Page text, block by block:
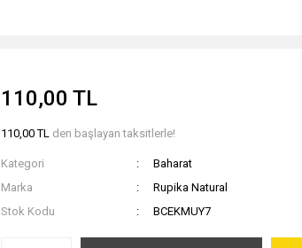
110,00 TL
110,00 TL den başlayan taksitlerle!
Kategori
Baharat
Marka
Rupika Natural
Stok Kodu
BCEKMUY7